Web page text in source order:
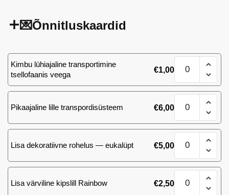
💌Õnnitluskaardid
Kimbu lühiajaline transportimine
tsellofaanis veega
€1,00 IGP
sokolaad
granaatounaga,
kogus
Pikaajaline lille transpordisüsteem €6,00 IGP
sokolaad
granaatounaga,
kogus
Lisa dekoratiivne rohelus — eukalüpt €5,00 IGP
sokolaad
granaatounaga,
Lisa värviline kipslill Rainbow €2,50 IGP